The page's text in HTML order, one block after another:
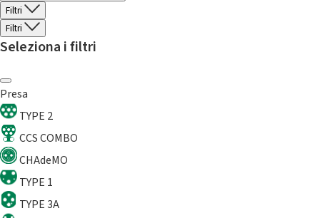
Filtri
Filtri
Seleziona i filtri
Presa
TYPE 2
CCS COMBO
CHAdeMO
TYPE 1
TYPE 3A